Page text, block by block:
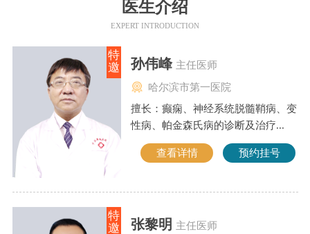
医生介绍
EXPERT INTRODUCTION
特
邀
孙伟峰 主任医师
哈尔滨市第一医院
擅长：癫痫、神经系统脱髓鞘病、变
性病、帕金森氏病的诊断及治疗...
查看详情 预约挂号
特
邀
张黎明 主任医师